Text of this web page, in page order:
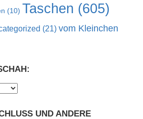
(10) Taschen (605)
(21) vom Kleinchen
UND ANDERE